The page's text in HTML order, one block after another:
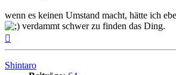
wenn es keinen Umstand macht, hätte ich
verdammt schwer zu finden das Ding.
Shintaro